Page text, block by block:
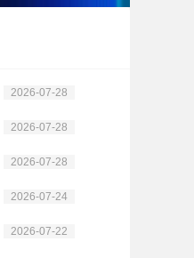
2026-07-28
2026-07-28
2026-07-28
2026-07-24
2026-07-22